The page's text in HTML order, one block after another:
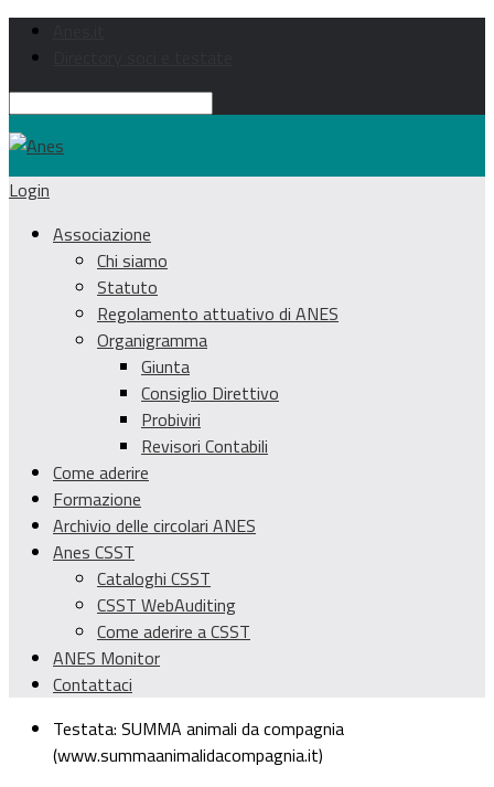
Login
Associazione
Chi siamo
Statuto
Regolamento attuativo di ANES
Organigramma
Giunta
Consiglio Direttivo
Probiviri
Revisori Contabili
Come aderire
Formazione
Archivio delle circolari ANES
Anes CSST
Cataloghi CSST
CSST WebAuditing
Come aderire a CSST
ANES Monitor
Contattaci
Testata: SUMMA animali da compagnia
(www.summaanimalidacompagnia.it)